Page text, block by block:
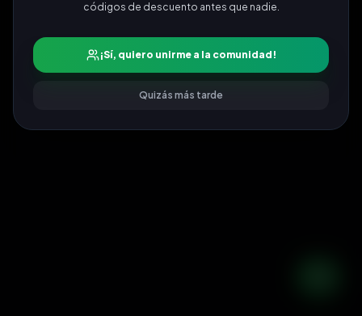
códigos de descuento antes que nadie.
¡Sí, quiero unirme a la comunidad!
Quizás más tarde